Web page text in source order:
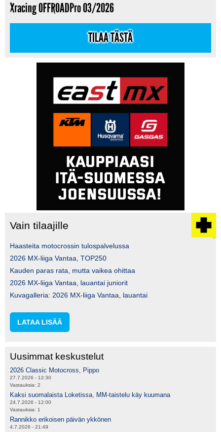
Xracing OFFROADPro 03/2026
TILAA TÄSTÄ
Vain tilaajille
Haasteita motocrossin tulospalvelussa
2026 MX-liiga Vantaa, TOP250
Kauden paras rata, mutta vaikea ohittaa
2026 MX-liiga Vantaa, lauantai juniorit
Kuvagalleria: 2026 MX-liiga Vantaa, lauantai
LATAA LISÄÄ
Uusimmat keskustelut
2026 Classic Motocross, Pippo
27.7.2026 - 12:30
Vastauksia: 2
Kaksi suomalaista Loketissa, MM-taistelu käy kuumana
24.7.2026 - 12:00
Vastauksia: 1
Rannikko erikoisen päivän ykkönen
4.7.2026 - 21:49